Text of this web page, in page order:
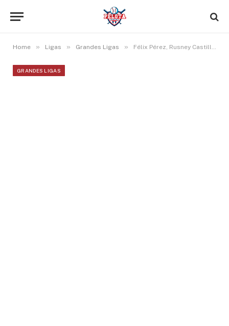
Home » Ligas » Grandes Ligas » Félix Pérez, Rusney Castillo y Yadiel Hernández jonronean, Yoennis Yera gana en México
GRANDES LIGAS